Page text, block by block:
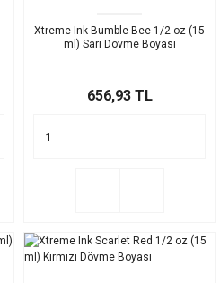
Xtreme Ink Bumble Bee 1/2 oz (15
ml) Sarı Dövme Boyası
656,93 TL